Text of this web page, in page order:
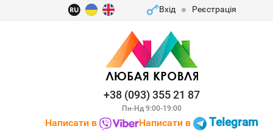
Вхід Реєстрація
+38 (093) 355 21 87
Пн-Нд 9:00-19:00
Написати в Написати в Telegram